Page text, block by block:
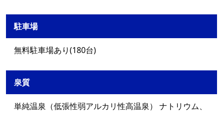
駐車場
無料駐車場あり(180台)
泉質
単純温泉（低張性弱アルカリ性高温泉） ナトリウム、